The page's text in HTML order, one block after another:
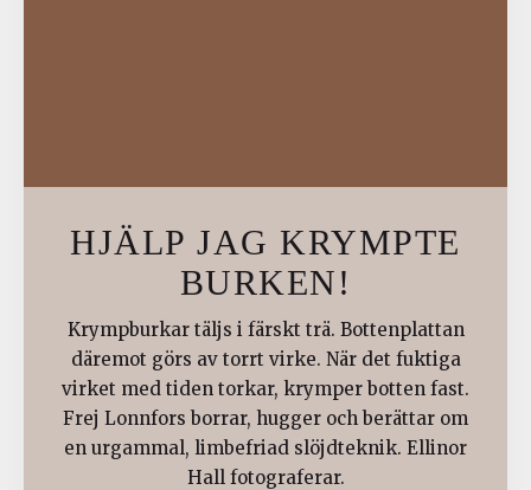
HJÄLP JAG KRYMPTE
BURKEN!
Krympburkar täljs i färskt trä. Bottenplattan
däremot görs av torrt virke. När det fuktiga
virket med tiden torkar, krymper botten fast.
Frej Lonnfors borrar, hugger och berättar om
en urgammal, limbefriad slöjdteknik. Ellinor
Hall fotograferar.